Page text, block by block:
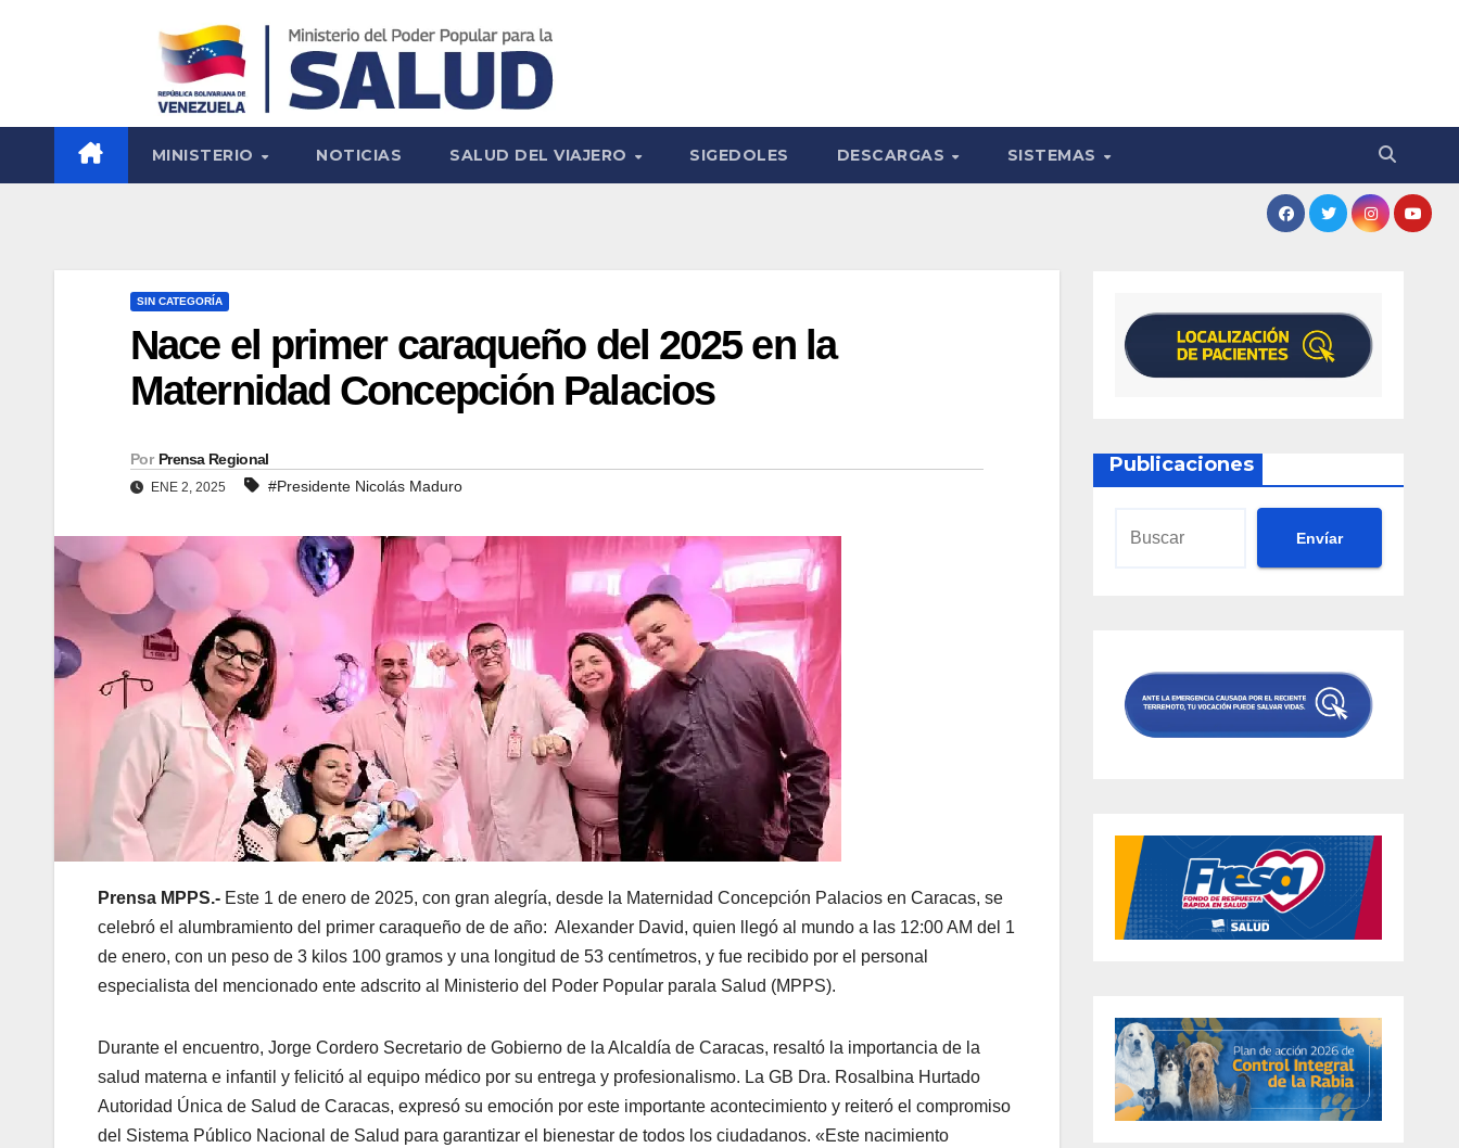
MINISTERIO NOTICIAS SALUD DEL VIAJERO SIGEDOLES DESCARGAS SISTEMAS
SIN CATEGORÍA
Nace el primer caraqueño del 2025 en la
Maternidad Concepción Palacios
Por Prensa Regional
ENE 2, 2025 #Presidente Nicolás Maduro
Prensa MPPS.- Este 1 de enero de 2025, con gran alegría, desde la Maternidad Concepción Palacios en Caracas, se
celebró el alumbramiento del primer caraqueño de de año: Alexander David, quien llegó al mundo a las 12:00 AM del 1
de enero, con un peso de 3 kilos 100 gramos y una longitud de 53 centímetros, y fue recibido por el personal
especialista del mencionado ente adscrito al Ministerio del Poder Popular parala Salud (MPPS).
Durante el encuentro, Jorge Cordero Secretario de Gobierno de la Alcaldía de Caracas, resaltó la importancia de la
salud materna e infantil y felicitó al equipo médico por su entrega y profesionalismo. La GB Dra. Rosalbina Hurtado
Autoridad Única de Salud de Caracas, expresó su emoción por este importante acontecimiento y reiteró el compromiso
del Sistema Público Nacional de Salud para garantizar el bienestar de todos los ciudadanos. «Este nacimiento
Publicaciones
Envíar